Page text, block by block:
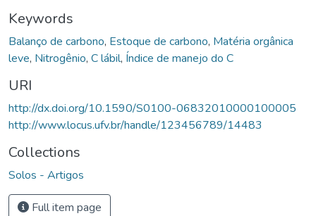
Keywords
Balanço de carbono, Estoque de carbono, Matéria orgânica
leve, Nitrogênio, C lábil, Índice de manejo do C
URI
http://dx.doi.org/10.1590/S0100-06832010000100005
http://www.locus.ufv.br/handle/123456789/14483
Collections
Solos - Artigos
Full item page